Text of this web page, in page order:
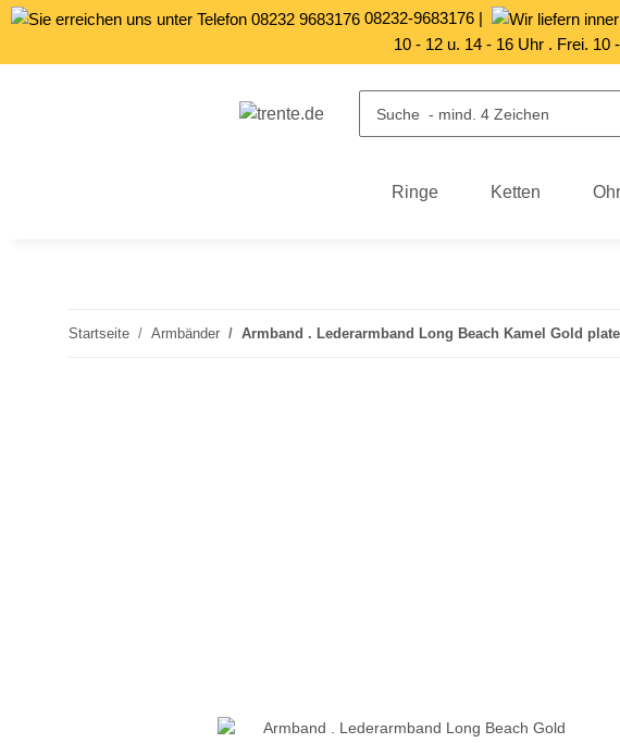
08232-9683176|
10 - 12 u. 14 - 16 Uhr . Frei. 10
Ringe Ketten
Startseite Armbänder Armband . Lederarmband Long Beach Kamel Gold